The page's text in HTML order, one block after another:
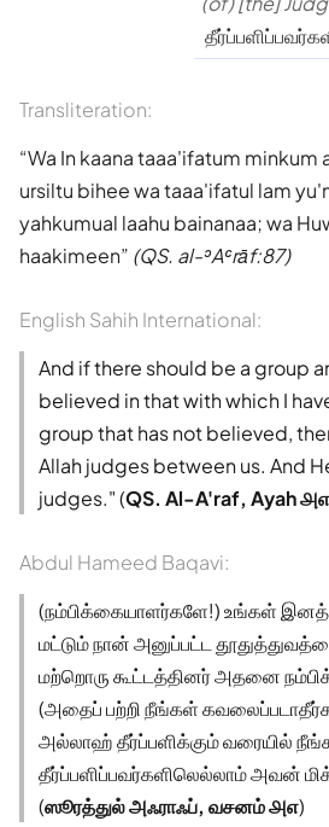
Transliteration:
Wa In kaana taaa'ifatum minkum
ursiltu bihee wa taaa'ifatul lam
yahkumual laahu bainanaa; wa
haakimeen (QS. al-ʾAʿrāf:87)
English Sahih International:
And if there should be a group
believed in that with which I
group that has not believed,
Allah judges between us. And
judges." (QS. Al-A'raf, Ayah ௮௭
Abdul Hameed Baqavi:
(நம்பிக்கையாளர்களே!) உங்கள்
மட்டும் நான் அனுப்பட்ட
மற்றொரு கூட்டத்தினர் அதனை
(அதைப் பற்றி நீங்கள்
அல்லாஹ் தீர்ப்பளிக்கும் வரையில்
தீர்ப்பளிப்பவர்களிலெல்லாம் அவன்
(ஸூரத்துல் அஃராஃப், வசனம் ௮௭)